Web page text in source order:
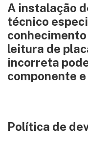
A instalação
técnico
leitura de
incorreta
componente
Política de